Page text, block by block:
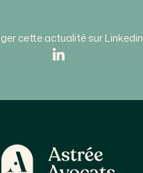
cette actualité sur Linkedin